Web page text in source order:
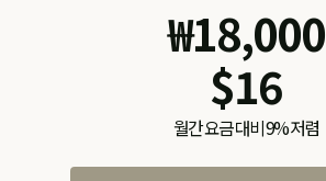
₩18,000
$16
월간 요금 대비 9% 저렴